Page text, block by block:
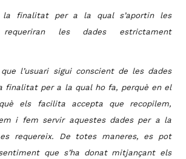
la finalitat per a la qual s’aportin les
les dades estrictament
l’usuari sigui conscient de les dades
finalitat per a la qual ho fa, perquè en el
els facilita accepta que recopilem,
i fem servir aquestes dades per a la
requereix. De totes maneres, es pot
que s’ha donat mitjançant els